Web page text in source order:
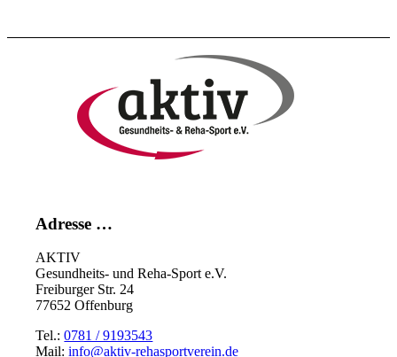
Adresse …
AKTIV
Gesundheits- und Reha-Sport e.V.
Freiburger Str. 24
77652 Offenburg
Tel.:0781 / 9193543
Mail:info@aktiv-rehasportverein.de